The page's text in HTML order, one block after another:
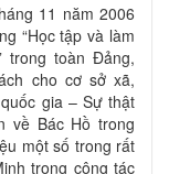
11 năm 2006
“Học tập và làm
trong toàn Đảng,
cho cơ sở xã,
gia – Sự thật
về Bác Hồ trong
một số trong rất
trong công tác